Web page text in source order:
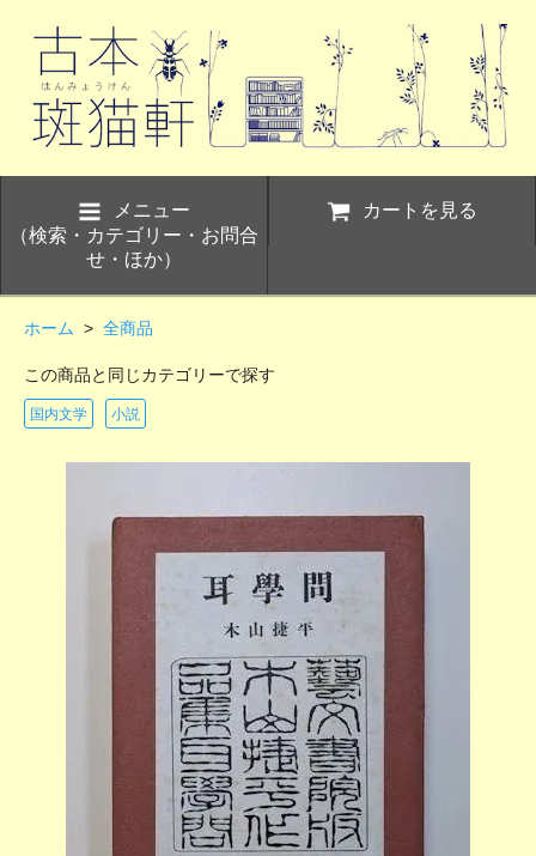
メニュー
（検索・カテゴリー・お問合
せ・ほか）
カートを見る
ホーム > 全商品
この商品と同じカテゴリーで探す
国内文学 小説